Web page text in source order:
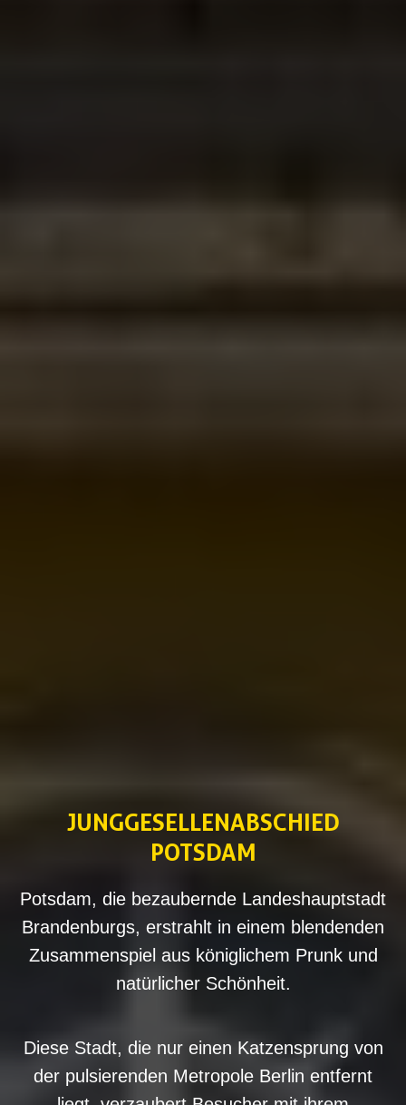
JUNGGESELLEN‌ABSCHIED
POTSDAM
Potsdam, die bezaubernde Landeshauptstadt
Brandenburgs, erstrahlt in einem blendenden
Zusammenspiel aus königlichem Prunk und
natürlicher Schönheit.
Diese Stadt, die nur einen Katzensprung von
der pulsierenden Metropole Berlin entfernt